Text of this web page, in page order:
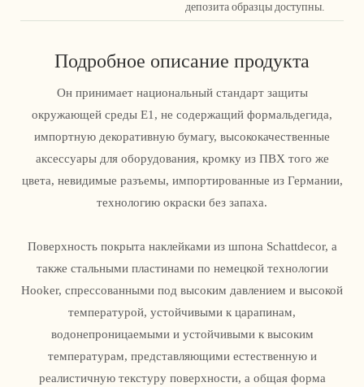
депозита образцы доступны.
Подробное описание продукта
Он принимает национальный стандарт защиты
окружающей среды E1, не содержащий формальдегида,
импортную декоративную бумагу, высококачественные
аксессуары для оборудования, кромку из ПВХ того же
цвета, невидимые разъемы, импортированные из Германии,
технологию окраски без запаха.
Поверхность покрыта наклейками из шпона Schattdecor, а
также стальными пластинами по немецкой технологии
Hooker, спрессованными под высоким давлением и высокой
температурой, устойчивыми к царапинам,
водонепроницаемыми и устойчивыми к высоким
температурам, представляющими естественную и
реалистичную текстуру поверхности, а общая форма